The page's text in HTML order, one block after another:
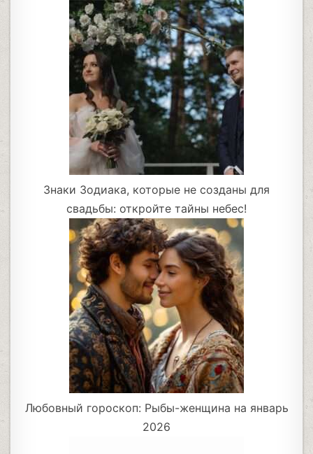
Знаки Зодиака, которые не созданы для
свадьбы: откройте тайны небес!
Любовный гороскоп: Рыбы-женщина на январь
2026